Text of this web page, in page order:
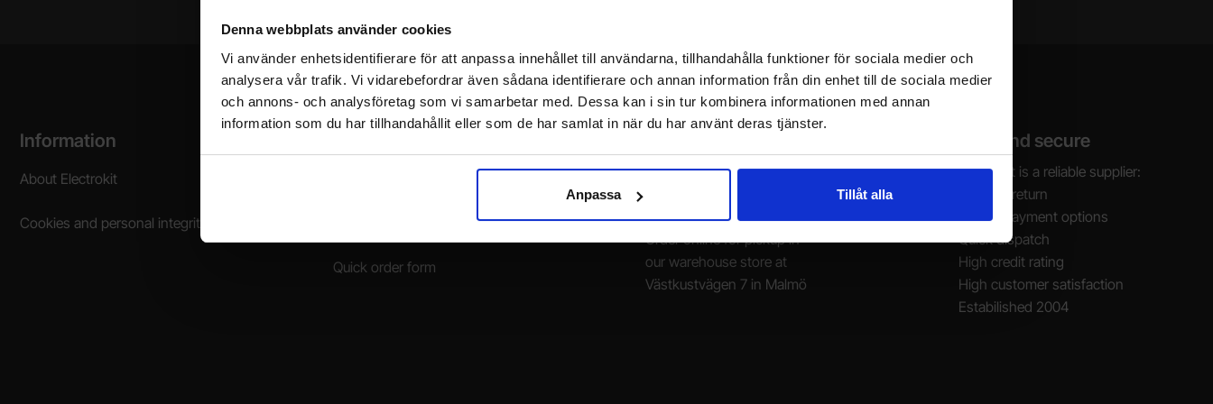
Denna webbplats använder cookies
Vi använder enhetsidentifierare för att anpassa innehållet till användarna, tillhandahålla funktioner för sociala medier och
analysera vår trafik. Vi vidarebefordrar även sådana identifierare och annan information från din enhet till de sociala medier
och annons- och analysföretag som vi samarbetar med. Dessa kan i sin tur kombinera informationen med annan
information som du har tillhandahållit eller som de har samlat in när du har använt deras tjänster.
Anpassa Tillåt alla
Footer content Mixed info and links
Information
About Electrokit
Cookies and personal integrity
Quick order form
Monday-Friday 10-16 (10 AM - 4 PM)
E-mail: info@electrokit.se
Order online for pickup in
our warehouse store at
Västkustvägen 7 in Malmö
Safe and secure
Electrokit is a reliable supplier:
30 days return
Secure payment options
Quick dispatch
High credit rating
High customer satisfaction
Estabilished 2004